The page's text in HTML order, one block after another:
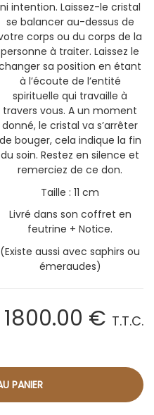
ni intention. Laissez-le cristal
se balancer au-dessus de
corps ou du corps de la
personne à traiter. Laissez le
sa position en étant
à l’écoute de l’entité
spirituelle qui travaille à
travers vous. A un moment
donné, le cristal va s’arrêter
de bouger, cela indique la fin
du soin. Restez en silence et
remerciez de ce don.
Taille : 11 cm
Livré dans son coffret en
feutrine + Notice.
(Existe aussi avec saphirs ou
émeraudes)
1800.00 € T.T.C.